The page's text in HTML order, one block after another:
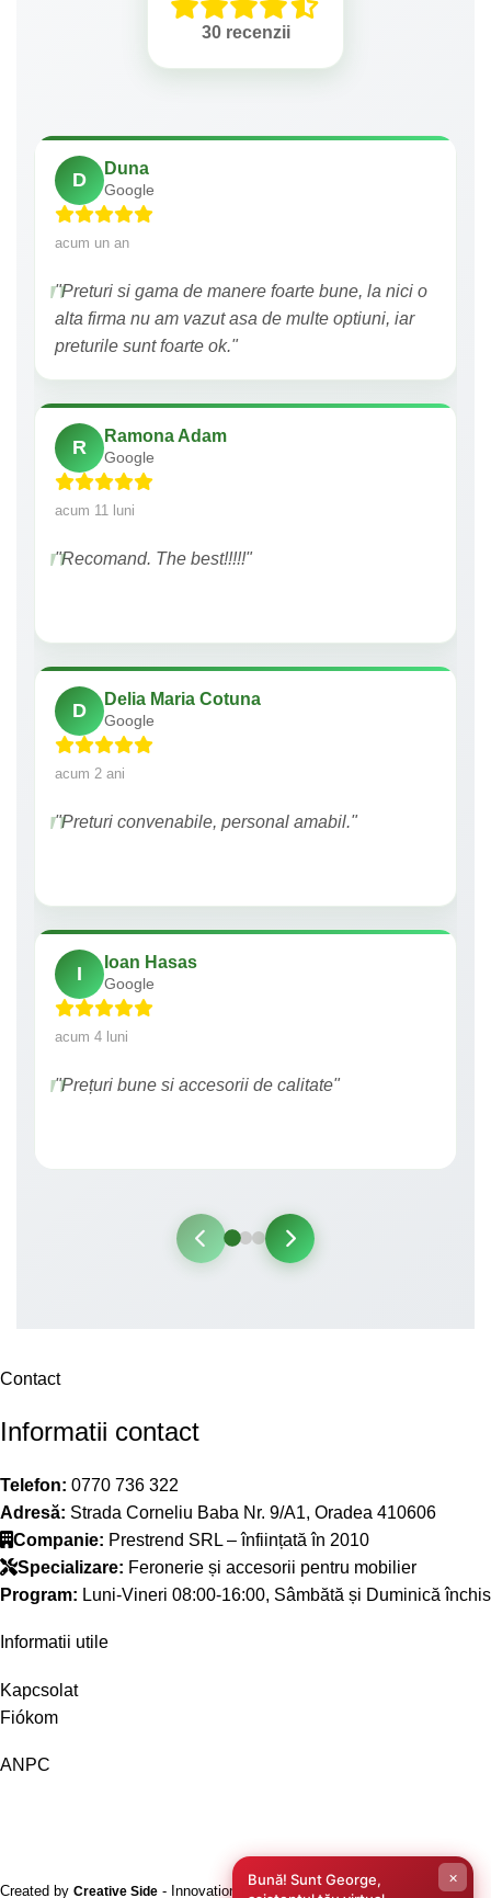
30 recenzii
D
Duna
Google
acum un an
"Preturi si gama de manere foarte bune, la nici o
alta firma nu am vazut asa de multe optiuni, iar
preturile sunt foarte ok."
R
Ramona Adam
Google
acum 11 luni
"Recomand. The best!!!!!"
D
Delia Maria Cotuna
Google
acum 2 ani
"Preturi convenabile, personal amabil."
I
Ioan Hasas
Google
acum 4 luni
"Prețuri bune si accesorii de calitate"
Contact
Informatii contact
Telefon: 0770 736 322
Adresă: Strada Corneliu Baba Nr. 9/A1, Oradea 410606
Companie: Prestrend SRL – înființată în 2010
Specializare: Feronerie și accesorii pentru mobilier
Program: Luni-Vineri 08:00-16:00, Sâmbătă și Duminică închis
Informatii utile
Kapcsolat
Fiókom
ANPC
Created by Creative Side - Innovation Performance
Bună! Sunt George,
×